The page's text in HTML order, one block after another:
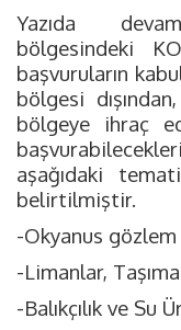
Yazıda
bölgesindeki
başvuruların
bölgesi
bölgeye ihraç
aşağıdaki
belirtilmiştir.
-Okyanus
-Limanlar,
-Balıkçılık ve Su